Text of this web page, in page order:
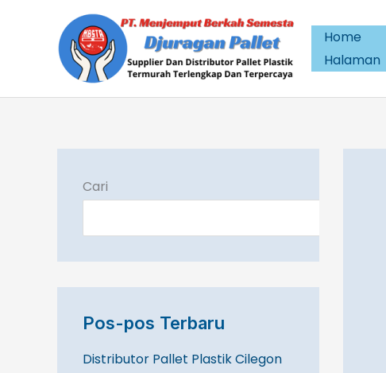
Home
Halaman
Cari
Pos-pos Terbaru
Distributor Pallet Plastik Cilegon